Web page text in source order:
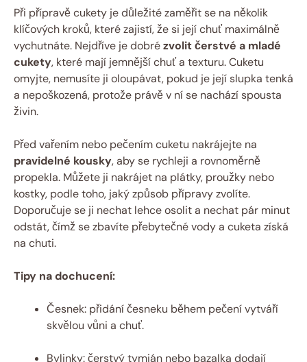
Při přípravě cukety je důležité zaměřit se na několik
klíčových kroků, které zajistí, že si její chuť maximálně
vychutnáte. Nejdříve je dobrézvolit čerstvé a mladé
cukety, které mají jemnější chuť a texturu. Cuketu
omyjte, nemusíte ji oloupávat, pokud je její slupka tenká
a nepoškozená, protože právě v ní se nachází spousta
živin.
Před vařením nebo pečením cuketu nakrájejte na
pravidelné kousky, aby se rychleji a rovnoměrně
propekla. Můžete ji nakrájet na plátky, proužky nebo
kostky, podle toho, jaký způsob přípravy zvolíte.
Doporučuje se ji nechat lehce osolit a nechat pár minut
odstát, čímž se zbavíte přebytečné vody a cuketa získá
na chuti.
Tipy na dochucení:
Česnek: přidání česneku během pečení vytváří
skvělou vůni a chuť.
Bylinky: čerstvý tymián nebo bazalka dodají